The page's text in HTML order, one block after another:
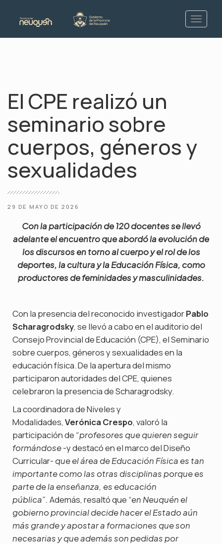
El CPE realizó un
seminario sobre
cuerpos, géneros y
sexualidades
29 DE MAYO DE 2026
Con la participación de 120 docentes se llevó
adelante el encuentro que abordó la evolución de
los discursos en torno al cuerpo y el rol de los
deportes, la cultura y la Educación Física, como
productores de feminidades y masculinidades.
Con la presencia del reconocido investigadorPablo
Scharagrodsky, se llevó a cabo en el auditorio del
Consejo Provincial de Educación (CPE), el Seminario
sobre cuerpos, géneros y sexualidades en la
educación física. De la apertura del mismo
participaron autoridades del CPE, quienes
celebraron la presencia de Scharagrodsky.
La coordinadora de Niveles y
Modalidades, Verónica Crespo, valoró la
participación de “profesores que quieren seguir
formándose-y destacó en el marco del Diseño
Curricular- que el área de Educación Física es tan
importante como las otras disciplinas porque es
parte de la enseñanza, es educación
pública”. Además, resaltó que “en Neuquén el
gobierno provincial decide hacer el Estado aún
más grande y apostar a formaciones que son
necesarias y que además son pedidas por